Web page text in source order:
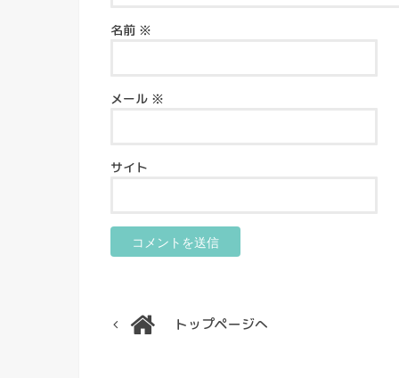
名前 ※
メール ※
サイト
トップページへ